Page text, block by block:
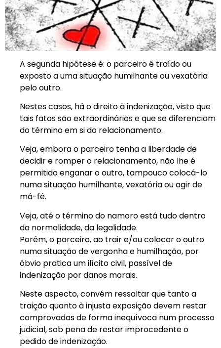
A segunda hipótese é: o parceiro é traído ou
exposto a uma situação humilhante ou vexatória
pelo outro.
Nestes casos, há o direito à indenização, visto que
tais fatos são extraordinários e que se diferenciam
do término em si do relacionamento.
Veja, embora o parceiro tenha a liberdade de
decidir e romper o relacionamento, não lhe é
permitido enganar o outro, tampouco colocá-lo
numa situação humilhante, vexatória ou agir de
má-fé.
Veja, até o término do namoro está tudo dentro
da normalidade, da legalidade.
Porém, o parceiro, ao trair e/ou colocar o outro
numa situação de vergonha e humilhação, por
óbvio pratica um ilícito civil, passível de
indenização por danos morais.
Neste aspecto, convém ressaltar que tanto a
traição quanto à injusta exposição devem restar
comprovadas de forma inequívoca num processo
judicial, sob pena de restar improcedente o
pedido de indenização.